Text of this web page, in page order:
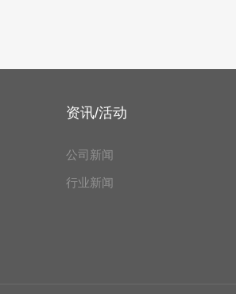
资讯/活动
公司新闻
行业新闻